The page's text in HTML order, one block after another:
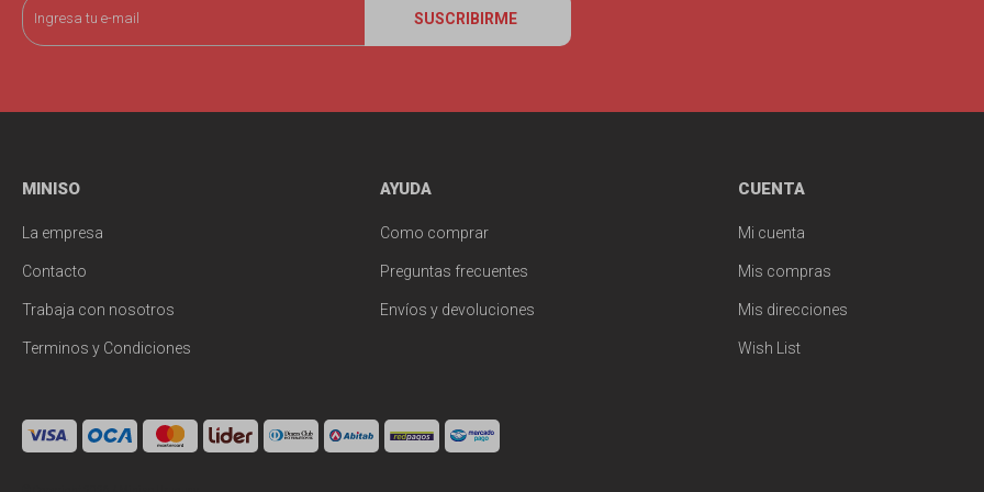
SUSCRIBIRME
MINISO
La empresa
Contacto
Trabaja con nosotros
Terminos y Condiciones
AYUDA
Como comprar
Preguntas frecuentes
Envíos y devoluciones
CUENTA
Mi cuenta
Mis compras
Mis direcciones
Wish List